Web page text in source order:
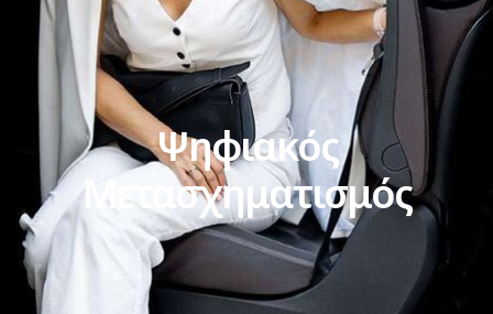
Ψηφιακός
Μετασχηματισμός